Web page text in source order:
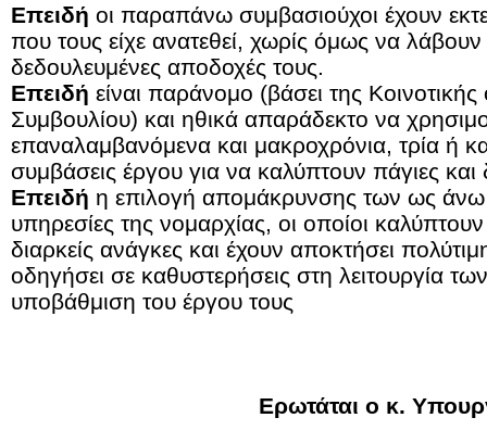
Επειδή οι παραπάνω συμβασιούχοι έχουν
που τους είχε ανατεθεί, χωρίς όμως να λάβουν
δεδουλευμένες αποδοχές τους.
Επειδή είναι παράνομο (βάσει της
Συμβουλίου) και ηθικά απαράδεκτο να
επαναλαμβανόμενα και μακροχρόνια, τρία ή
συμβάσεις έργου για να καλύπτουν πάγιες και
Επειδή η επιλογή απομάκρυνσης των ως άνω
υπηρεσίες της νομαρχίας, οι οποίοι
διαρκείς ανάγκες και έχουν αποκτήσει
οδηγήσει σε καθυστερήσεις στη λειτουργία
υποβάθμιση του έργου τους
Ερωτάται ο κ.